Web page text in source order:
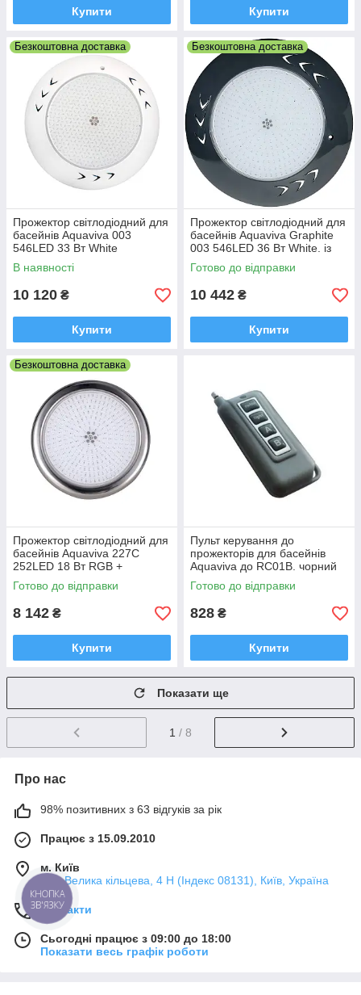
Купити Купити
Безкоштовна доставка
Прожектор світлодіодний для
басейнів Aquaviva 003
546LED 33 Вт White
В наявності
10 120 ₴
Купити
Безкоштовна доставка
Прожектор світлодіодний для
басейнів Aquaviva Graphite
003 546LED 36 Вт White. із
заставною
Готово до відправки
10 442 ₴
Купити
Безкоштовна доставка
Прожектор світлодіодний для
басейнів Aquaviva 227C
252LED 18 Вт RGB +
закладна
Готово до відправки
8 142 ₴
Купити
Пульт керування до
прожекторів для басейнів
Aquaviva до RC01B. чорний
Готово до відправки
828 ₴
Купити
Показати ще
1 / 8
Про нас
98% позитивних з 63 відгуків за рік
Працює з 15.09.2010
м. Київ
вул. Велика кільцева, 4 Н (Індекс 08131), Київ, Україна
Контакти
Сьогодні працює з 09:00 до 18:00
Показати весь графік роботи
КНОПКА
ЗВ'ЯЗКУ